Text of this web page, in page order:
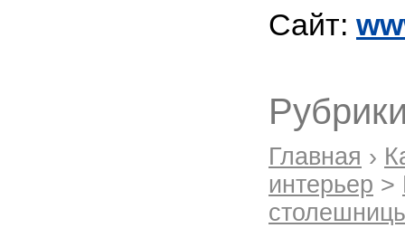
Сайт:
Главная ›
интерьер >